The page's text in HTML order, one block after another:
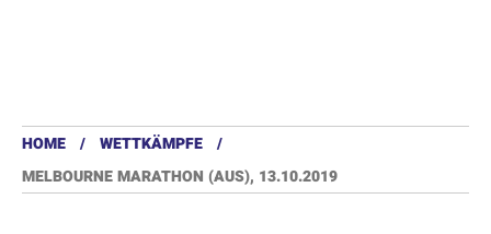
HOME
WETTKÄMPFE
MELBOURNE MARATHON (AUS), 13.10.2019